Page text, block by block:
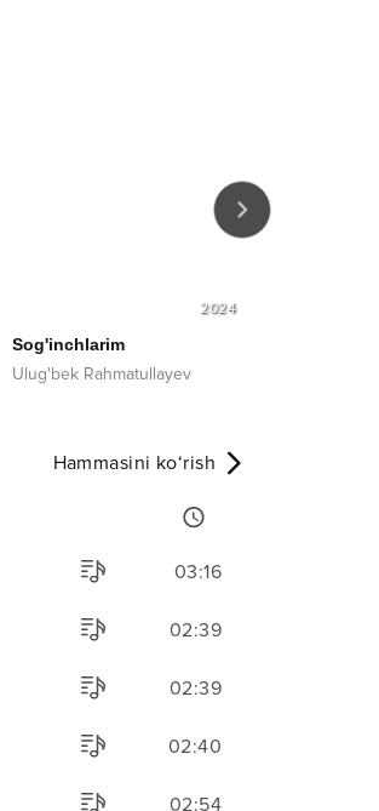
2024
Sog'inchlarim
Ulug'bek Rahmatullayev
Hammasini ko‘rish
03:16
02:39
02:39
02:40
02:54